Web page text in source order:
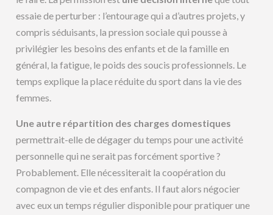
essaie de perturber : l’entourage qui a d’autres projets, y
compris séduisants, la pression sociale qui pousse à
privilégier les besoins des enfants et de la famille en
général, la fatigue, le poids des soucis professionnels. Le
temps explique la place réduite du sport dans la vie des
femmes.
Une autre répartition des charges domestiques
permettrait-elle de dégager du temps pour une activité
personnelle qui ne serait pas forcément sportive ?
Probablement. Elle nécessiterait la coopération du
compagnon de vie et des enfants. Il faut alors négocier
avec eux un temps régulier disponible pour pratiquer une